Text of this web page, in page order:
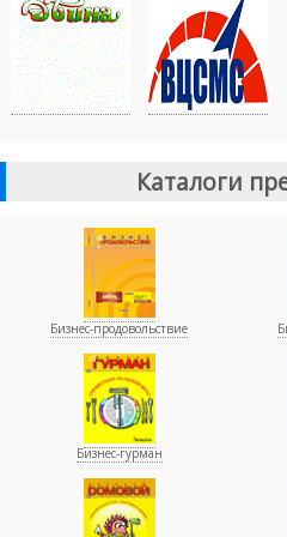
Каталоги
Бизнес-продовольствие
Бизнес-гурман